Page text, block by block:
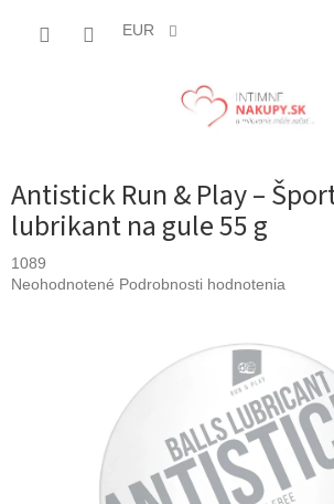
EUR
Antistick Run & Play –
lubrikant na gule 55 g
1089
Priemerné
Neohodnotené Podrobnosti hodnotenia